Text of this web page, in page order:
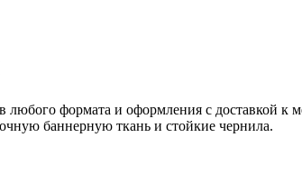
формата и оформления с доставкой к
баннерную ткань и стойкие чернила.